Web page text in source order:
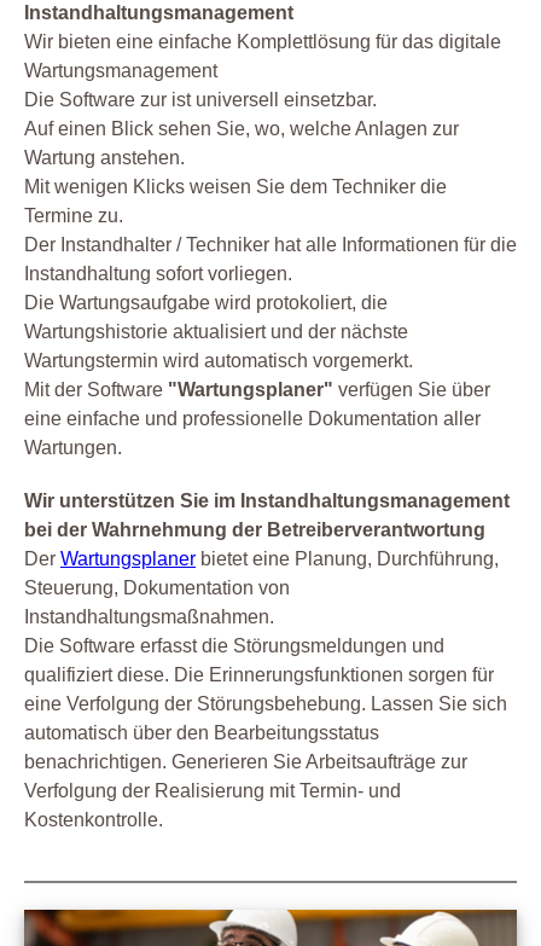
Instandhaltungsmanagement
Wir bieten eine einfache Komplettlösung für das digitale
Wartungsmanagement
Die Software zur ist universell einsetzbar.
Auf einen Blick sehen Sie, wo, welche Anlagen zur
Wartung anstehen.
Mit wenigen Klicks weisen Sie dem Techniker die
Termine zu.
Der Instandhalter / Techniker hat alle Informationen für die
Instandhaltung sofort vorliegen.
Die Wartungsaufgabe wird protokoliert, die
Wartungshistorie aktualisiert und der nächste
Wartungstermin wird automatisch vorgemerkt.
Mit der Software "Wartungsplaner" verfügen Sie über
eine einfache und professionelle Dokumentation aller
Wartungen.
Wir unterstützen Sie im Instandhaltungsmanagement
bei der Wahrnehmung der Betreiberverantwortung
Der Wartungsplaner bietet eine Planung, Durchführung,
Steuerung, Dokumentation von
Instandhaltungsmaßnahmen.
Die Software erfasst die Störungsmeldungen und
qualifiziert diese. Die Erinnerungsfunktionen sorgen für
eine Verfolgung der Störungsbehebung. Lassen Sie sich
automatisch über den Bearbeitungsstatus
benachrichtigen. Generieren Sie Arbeitsaufträge zur
Verfolgung der Realisierung mit Termin- und
Kostenkontrolle.